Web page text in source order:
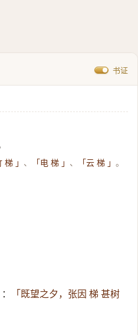
书证
梯 」 、 「电 梯 」 、 「云 梯 」。
：
「既望之夕，张因 梯 甚树